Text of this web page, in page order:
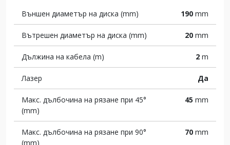
Външен диаметър на диска (mm) 190 mm
Вътрешен диаметър на диска (mm) 20 mm
Дължина на кабела (m) 2 m
Лазер Да
Макс. дълбочина на рязане при 45°
(mm)
45 mm
Макс. дълбочина на рязане при 90°
(mm)
70 mm